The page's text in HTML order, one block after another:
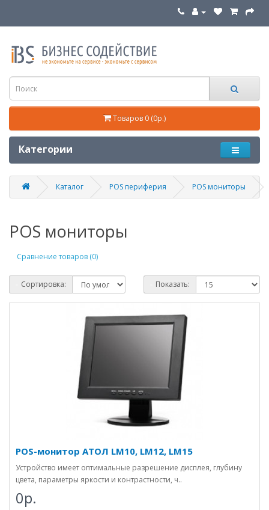
Товаров 0 (0р.)
Категории
Каталог POS периферия POS мониторы
POS мониторы
Сравнение товаров (0)
Сортировка: Показать:
POS-монитор АТОЛ LM10, LM12, LM15
Устройство имеет оптимальные разрешение дисплея, глубину
цвета, параметры яркости и контрастности, ч..
0р.